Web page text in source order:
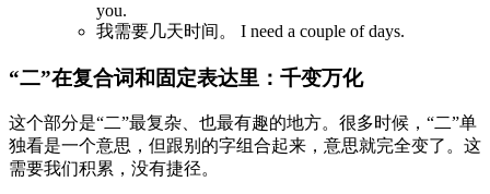
you.
我需要几天时间。 I need a couple of days.
“二”在复合词和固定表达里：千变万化
这个部分是“二”最复杂、也最有趣的地方。很多时候，“二”单
独看是一个意思，但跟别的字组合起来，意思就完全变了。这
需要我们积累，没有捷径。